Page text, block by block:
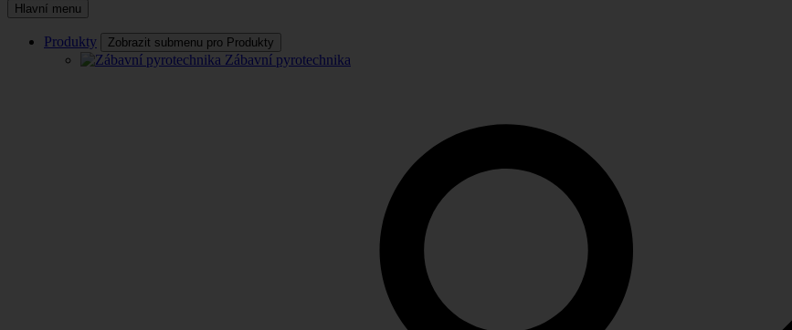
Hlavní menu
Produkty Zobrazit submenu pro Produkty
Zábavní pyrotechnika